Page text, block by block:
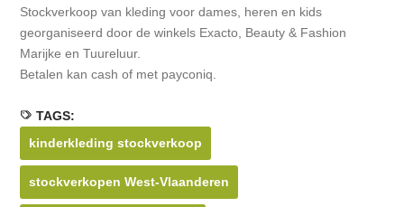
Stockverkoop van kleding voor dames, heren en kids
georganiseerd door de winkels Exacto, Beauty & Fashion
Marijke en Tuureluur.
Betalen kan cash of met payconiq.
TAGS:
kinderkleding stockverkoop
stockverkopen West-Vlaanderen